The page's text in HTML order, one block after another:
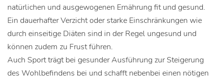
natürlichen und ausgewogenen Ernährung fit und gesund.
Ein dauerhafter Verzicht oder starke Einschränkungen wie
durch einseitige Diäten sind in der Regel ungesund und
können zudem zu Frust führen.
Auch Sport trägt bei gesunder Ausführung zur Steigerung
des Wohlbefindens bei und schafft nebenbei einen nötigen